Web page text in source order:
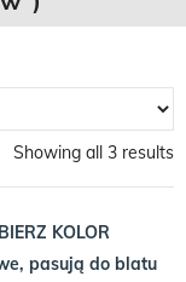
Showing all 3 results
KOLOR
pasują do blatu